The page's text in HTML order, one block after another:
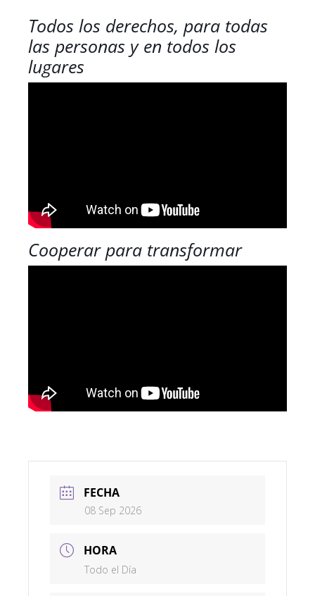
Todos los derechos, para todas
las personas y en todos los
lugares
Cooperar para transformar
FECHA
08 Sep 2026
HORA
Todo el Día